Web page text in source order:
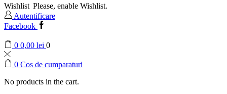
Wishlist Please, enable Wishlist.
Autentificare
Facebook
0 0,00 lei 0
0 Cos de cumparaturi
No products in the cart.